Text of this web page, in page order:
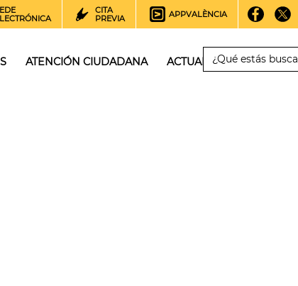
CITA
PREVIA
APPVALÈNCIA
ATENCIÓN CIUDADANA ACTUALIDAD